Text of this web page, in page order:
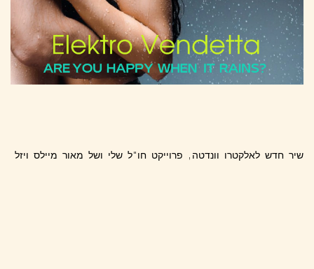
שיר חדש לאלקטרו וונדטה, פרוייקט חו"ל שלי ושל מאור מיילס ויזל